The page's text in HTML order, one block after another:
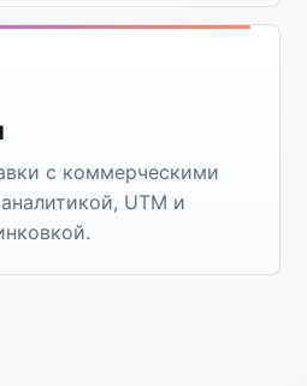
с коммерческими
UTM и